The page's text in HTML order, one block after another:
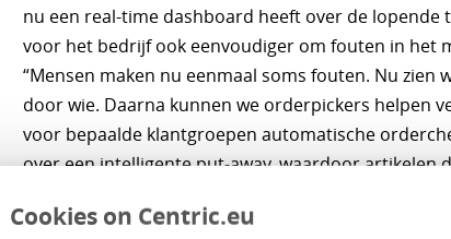
Cookies on Centric.eu
nu een real-time dashboard heeft over de lopende
voor het bedrijf ook eenvoudiger om fouten in het
“Mensen maken nu eenmaal soms fouten. Nu zien
door wie. Daarna kunnen we orderpickers helpen
voor bepaalde klantgroepen automatische
over een intelligente put-away, waardoor artikelen
software orders uitsplitsen naar meerdere